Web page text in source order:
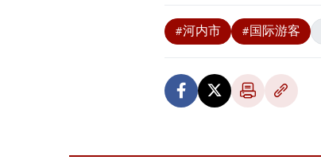
#河内市 #国际游客